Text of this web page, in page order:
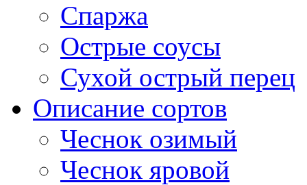
Спаржа
Острые соусы
Сухой острый перец
Описание сортов
Чеснок озимый
Чеснок яровой